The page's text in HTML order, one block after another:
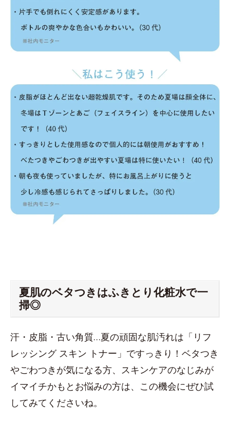
夏肌のベタつきはふきとり化粧水で一
掃◎
汗・皮脂・古い角質…夏の頑固な肌汚れは「リフ
レッシング スキン トナー」ですっきり！ベタつき
やごわつきが気になる方、スキンケアのなじみが
イマイチかもとお悩みの方は、この機会にぜひ試
してみてくださいね。